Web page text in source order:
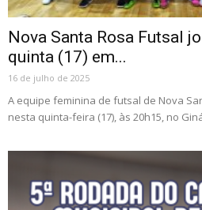
Nova Santa Rosa Futsal
quinta (17) em...
16 de julho de 2025
A equipe feminina de futsal de Nova
nesta quinta-feira (17), às 20h15, no